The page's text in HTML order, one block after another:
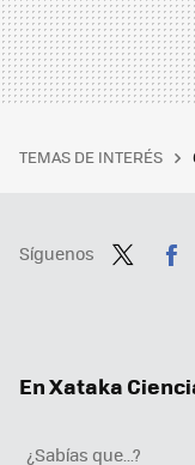
TEMAS DE INTERÉS
Síguenos
En Xataka
¿Sabías que...?